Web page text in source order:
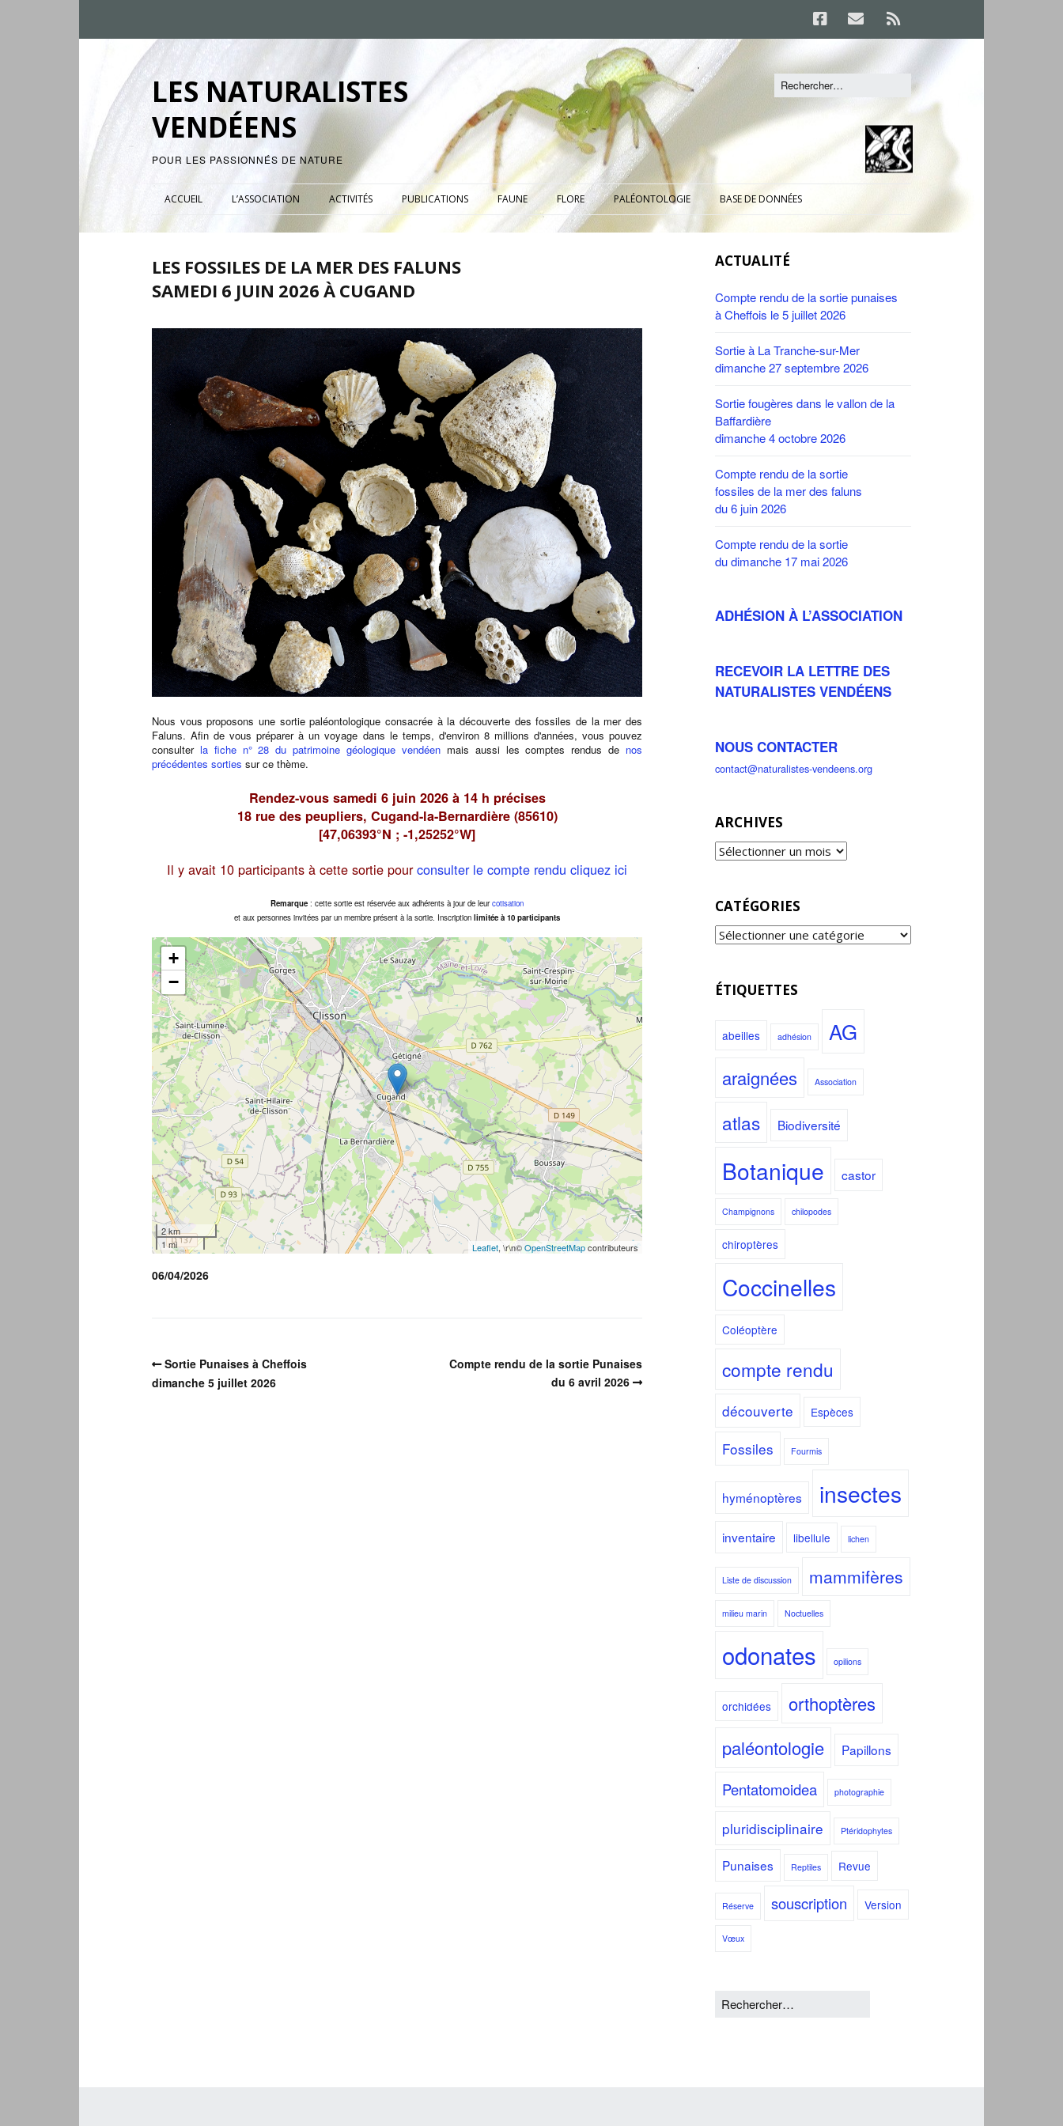
LES NATURALISTES
VENDÉENS
POUR LES PASSIONNÉS DE NATURE
ACCUEIL L’ASSOCIATION ACTIVITÉS PUBLICATIONS FAUNE FLORE PALÉONTOLOGIE BASE DE DONNÉES
LES FOSSILES DE LA MER DES FALUNS
SAMEDI 6 JUIN 2026 À CUGAND
Nous vous proposons une sortie paléontologique consacrée à la découverte des fossiles de la mer des
Faluns. Afin de vous préparer à un voyage dans le temps, d'environ 8 millions d'années, vous pouvez
consulter la fiche n° 28 du patrimoine géologique vendéenmais aussi les comptes rendus de nos
précédentes sorties sur ce thème.
Rendez-vous samedi 6 juin 2026 à 14 h précises
18 rue des peupliers, Cugand-la-Bernardière (85610)
[47,06393°N ; -1,25252°W]
Il y avait 10 participants à cette sortie pourconsulter le compte rendu cliquez ici
Remarque : cette sortie est réservée aux adhérents à jour de leurcotisation
et aux personnes invitées par un membre présent à la sortie. Inscription limitée à 10 participants
+
−
2 km
1 mi
Leaflet, \r\n©OpenStreetMapcontributeurs
06/04/2026
Sortie Punaises à Cheffois
dimanche 5 juillet 2026
Compte rendu de la sortie Punaises
du 6 avril 2026
ACTUALITÉ
Compte rendu de la sortie punaises
à Cheffois le 5 juillet 2026
Sortie à La Tranche-sur-Mer
dimanche 27 septembre 2026
Sortie fougères dans le vallon de la
Baffardière
dimanche 4 octobre 2026
Compte rendu de la sortie
fossiles de la mer des faluns
du 6 juin 2026
Compte rendu de la sortie
du dimanche 17 mai 2026
ADHÉSION À L’ASSOCIATION
RECEVOIR LA LETTRE DES
NATURALISTES VENDÉENS
NOUS CONTACTER
contact@naturalistes-vendeens.org
ARCHIVES
CATÉGORIES
ÉTIQUETTES
abeilles adhésion AG
araignées Association
atlas Biodiversité
Botanique castor
Champignons chilopodes
chiroptères
Coccinelles
Coléoptère
compte rendu
découverte Espèces
Fossiles Fourmis
hyménoptères insectes
inventaire libellule lichen
Liste de discussion mammifères
milieu marin Noctuelles
odonates opilions
orchidées
orthoptères
paléontologie
Papillons
Pentatomoidea photographie
pluridisciplinaire Ptéridophytes
Punaises Reptiles Revue
Réserve souscription Version
Vœux